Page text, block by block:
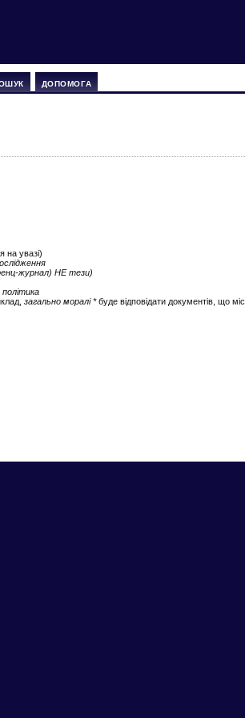
ДОПОМОГА
на увазі)
журнал) НЕ тези)
загально моралі *буде відповідати документів, що